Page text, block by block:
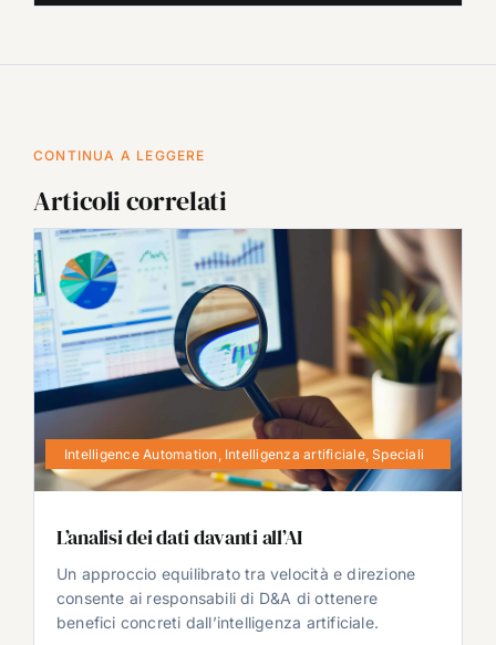
CONTINUA A LEGGERE
Articoli correlati
Intelligence Automation, Intelligenza artificiale,Speciali
L’analisi dei dati davanti all’AI
Un approccio equilibrato tra velocità e direzione
consente ai responsabili di D&A di ottenere
benefici concreti dall’intelligenza artificiale.